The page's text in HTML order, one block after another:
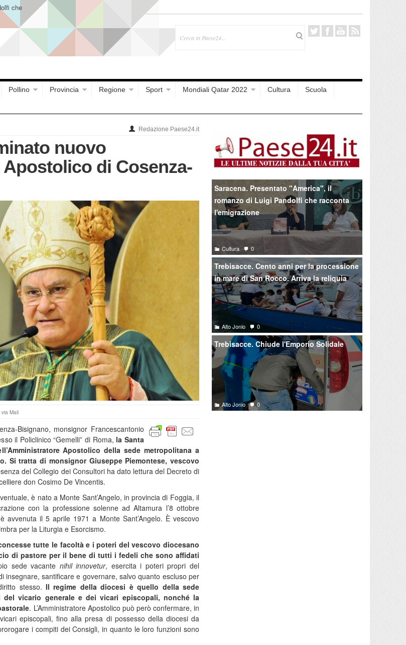
che
Pollino Provincia Regione Sport Mondiali Qatar 2022 Cultura
Scuola
Redazione Paese24.it
nuovo
di Cosenza-
via Mail
Bisignano, monsignor Francescantonio
il Policlinico “Gemelli” di Roma, la Santa
Apostolico della sede metropolitana a
Si tratta di monsignor Giuseppe Piemontese, vescovo
del Collegio dei Consultori ha dato lettura del Decreto di
don Cosimo De Vincentis.
è nato a Monte Sant’Angelo, in provincia di Foggia, il
con la professione solenne ad Altamura l’8 ottobre
avvenuta il 5 aprile 1971 a Monte Sant’Angelo. È vescovo
per la Liturgia e Esorcismo.
tutte le facoltà e i poteri del vescovo diocesano
di pastore per il bene di tutti i fedeli che sono affidati
sede vacante nihil innovetur, esercita i poteri propri del
insegnare, santificare e governare, salvo quanto escluso per
stesso. Il regime della diocesi è quello della sede
vicario generale e dei vicari episcopali, nonché la
. L’Amministratore Apostolico può però confermare, in
episcopali, fino alla presa di possesso della diocesi da
i compiti dei Consigli, in quanto le loro funzioni sono
Saracena. Presentato "America", il
romanzo di Luigi Pandolfi che racconta
l'emigrazione
Cultura 0
Trebisacce. Cento anni per la processione
in mare di San Rocco. Arriva la reliquia
Alto Jonio 0
Trebisacce. Chiude l'Emporio Solidale
Alto Jonio 0